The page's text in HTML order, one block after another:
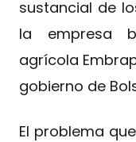
sustancial de
la empresa
agrícola
gobierno de
El problema